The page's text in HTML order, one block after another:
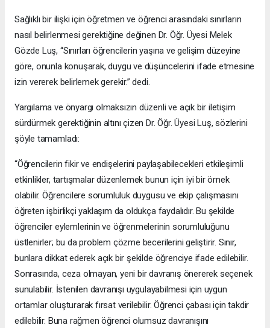
Sağlıklı bir ilişki için öğretmen ve öğrenci arasındaki sınırların
nasıl belirlenmesi gerektiğine değinen Dr. Öğr. Üyesi Melek
Gözde Luş, “Sınırları öğrencilerin yaşına ve gelişim düzeyine
göre, onunla konuşarak, duygu ve düşüncelerini ifade etmesine
izin vererek belirlemek gerekir.” dedi.
Yargılama ve önyargı olmaksızın düzenli ve açık bir iletişim
sürdürmek gerektiğinin altını çizen Dr. Öğr. Üyesi Luş, sözlerini
şöyle tamamladı:
“Öğrencilerin fikir ve endişelerini paylaşabilecekleri etkileşimli
etkinlikler, tartışmalar düzenlemek bunun için iyi bir örnek
olabilir. Öğrencilere sorumluluk duygusu ve ekip çalışmasını
öğreten işbirlikçi yaklaşım da oldukça faydalıdır. Bu şekilde
öğrenciler eylemlerinin ve öğrenmelerinin sorumluluğunu
üstlenirler; bu da problem çözme becerilerini geliştirir. Sınır,
bunlara dikkat ederek açık bir şekilde öğrenciye ifade edilebilir.
Sonrasında, ceza olmayan, yeni bir davranış önererek seçenek
sunulabilir. İstenilen davranışı uygulayabilmesi için uygun
ortamlar oluşturarak fırsat verilebilir. Öğrenci çabası için takdir
edilebilir. Buna rağmen öğrenci olumsuz davranışını